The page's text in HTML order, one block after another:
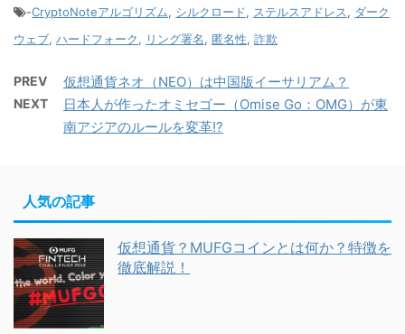
-CryptoNoteアルゴリズム, シルクロード, ステルスアドレス, ダーク
ウェブ, ハードフォーク, リング署名, 匿名性, 詐欺
PREV 仮想通貨ネオ（NEO）は中国版イーサリアム？
NEXT
日本人が作ったオミセゴー（Omise Go：OMG）が東
南アジアのルールを変革!?
人気の記事
仮想通貨？MUFGコインとは何か？特徴を
徹底解説！